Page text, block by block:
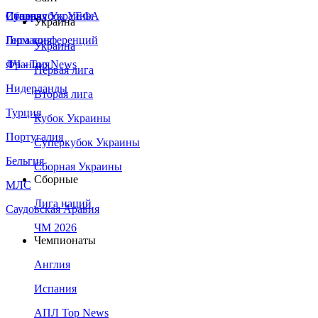
Сборная Украины
Италия
Германия
Франция
Нидерланды
Турция
Португалия
Бельгия
МЛС
Саудовская Аравия
Суперкубок УЕФА
Лига конференций
ЛЧ - Top News
Украина
Украина
Первая лига
Вторая лига
Кубок Украины
Суперкубок Украины
Сборная Украины
Сборные
Лига наций
ЧМ 2026
Чемпионаты
Англия
Испания
АПЛ Top News